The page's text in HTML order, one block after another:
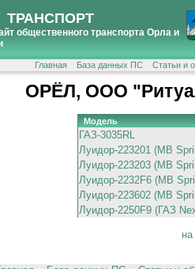
ТРАНСПОРТ
общественного транспорта Орла и
Главная База данных ПС Статьи и
ОРЁЛ, ООО
Модель
ГАЗ-3035RL
Луидор-223201 (MB
Луидор-223203 (MB
Луидор-2232F6 (MB
Луидор-223602 (MB
Луидор-2250F9 (ГАЗ